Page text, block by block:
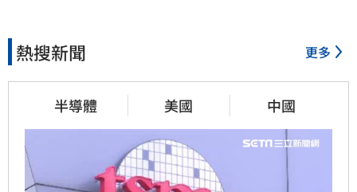
熱搜新聞 更多
半導體 美國 中國